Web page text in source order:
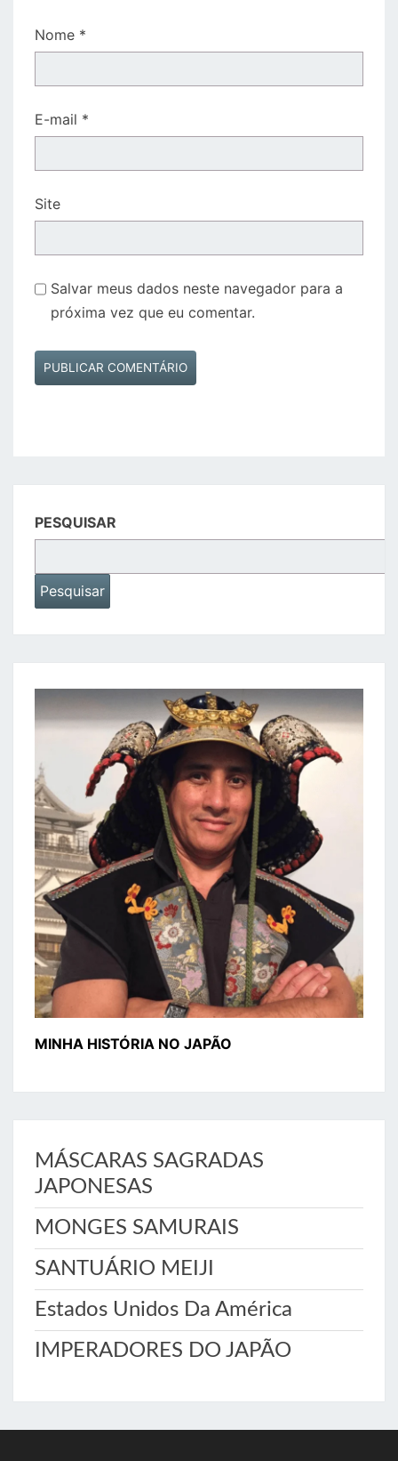
Nome *
E-mail *
Site
Salvar meus dados neste navegador para a
próxima vez que eu comentar.
PESQUISAR
Pesquisar
MINHA HISTÓRIA NO JAPÃO
MÁSCARAS SAGRADAS
JAPONESAS
MONGES SAMURAIS
SANTUÁRIO MEIJI
Estados Unidos Da América
IMPERADORES DO JAPÃO